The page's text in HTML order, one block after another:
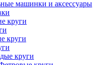
машинки и аксессуары
круги
круги
круги